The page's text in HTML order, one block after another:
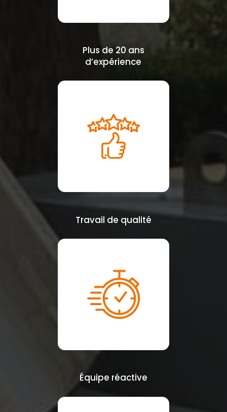
Plus de 20 ans
d’expérience
Travail de qualité
Équipe réactive